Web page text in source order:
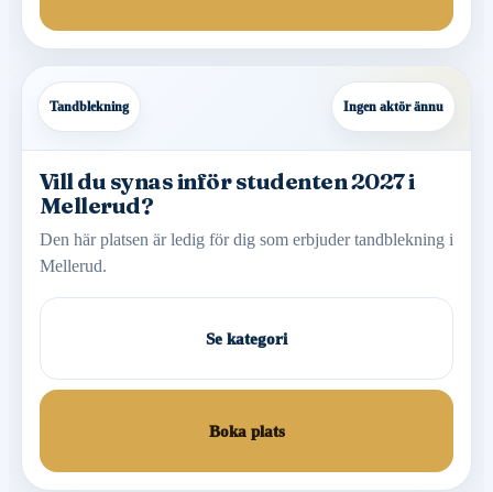
Tandblekning Ingen aktör ännu
Vill du synas inför studenten 2027 i
Mellerud?
Den här platsen är ledig för dig som erbjuder tandblekning i
Mellerud.
Se kategori
Boka plats